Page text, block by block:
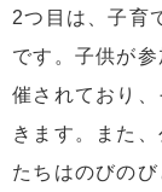
2つ目は、子育
です。子供が
催されており
きます。また
たちはのびの